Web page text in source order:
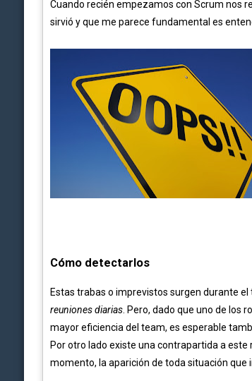
Cuando recién empezamos con Scrum nos
sirvió y que me parece fundamental es
Cómo detectarlos
Estas trabas o imprevistos surgen durante
reuniones diarias. Pero, dado que uno de los
mayor eficiencia del team, es esperable
Por otro lado existe una contrapartida a
momento, la aparición de toda situación